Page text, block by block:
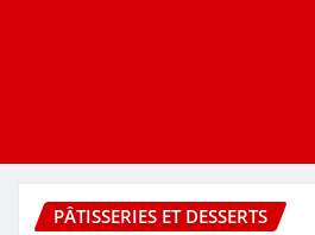
PÂTISSERIES ET DESSERTS